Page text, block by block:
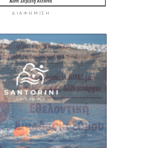
ΔΙΑΦΉΜΙΣΗ